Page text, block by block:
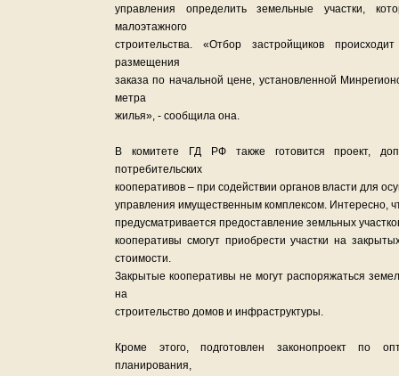
управления определить земельные участки,
малоэтажного
строительства. «Отбор застройщиков
размещения
заказа по начальной цене, установленной
метра
жилья», - сообщила она.
В комитете ГД РФ также готовится проект,
потребительских
кооперативов – при содействии органов власти для
управления имущественным комплексом. Интересно,
предусматривается предоставление земльных
кооперативы смогут приобрести участки на
стоимости.
Закрытые кооперативы не могут распоряжаться
на
строительство домов и инфраструктуры.
Кроме этого, подготовлен законопроект по
планирования,